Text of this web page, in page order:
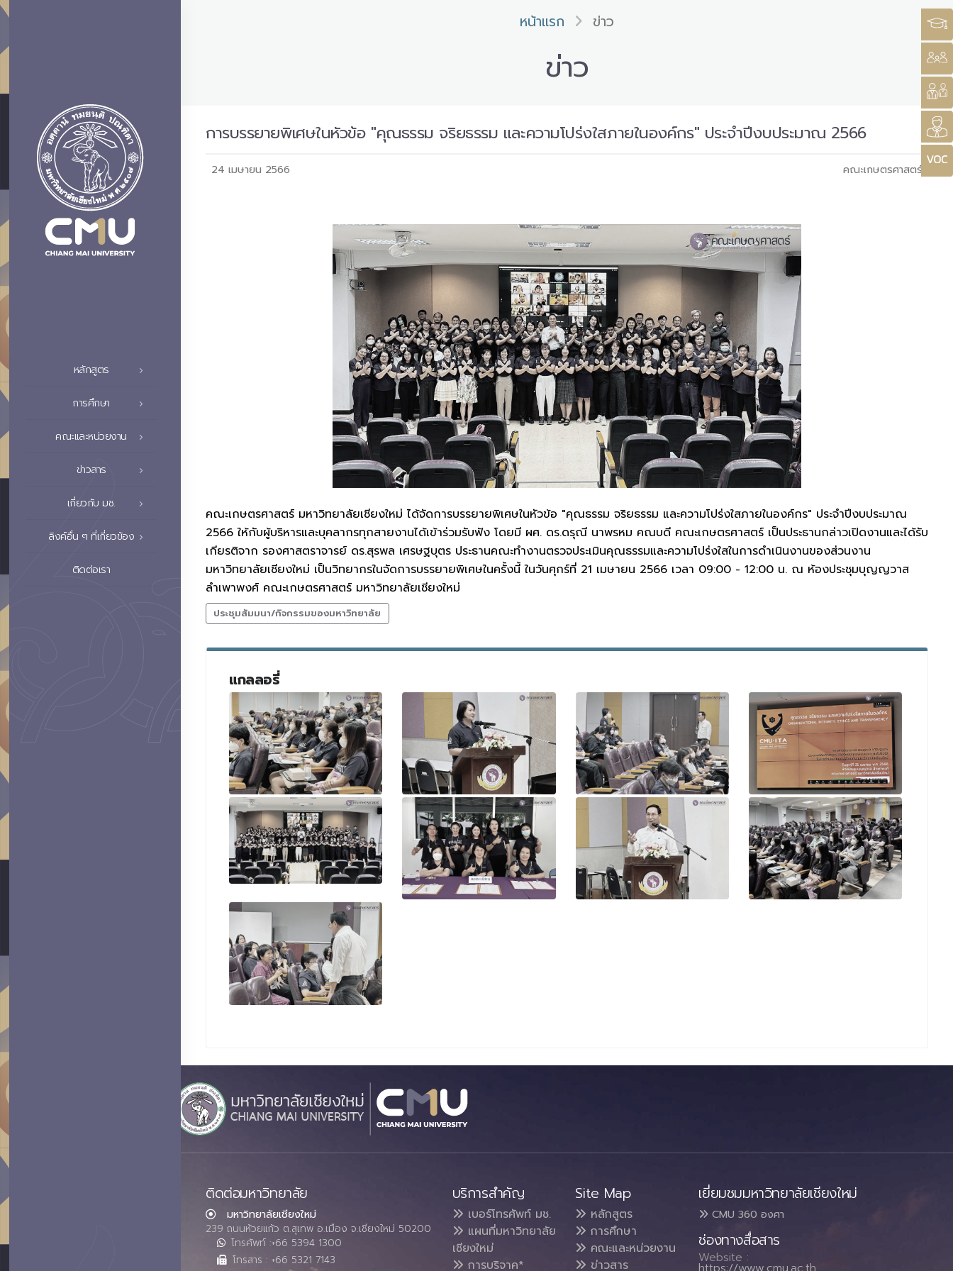
หลักสูตร
การศึกษา
คณะและหน่วยงาน
ข่าวสาร
เกี่ยวกับ มช.
ลิงค์อื่น ๆ ที่เกี่ยวข้อง
ติดต่อเรา
หน้าแรก ข่าว
ข่าว
การบรรยายพิเศษในหัวข้อ "คุณธรรม จริยธรรม และความโปร่งใสภายในองค์กร" ประจำปีงบประมาณ 2566
24 เมษายน 2566 คณะเกษตรศาสตร์
คณะเกษตรศาสตร์ มหาวิทยาลัยเชียงใหม่ ได้จัดการบรรยายพิเศษในหัวข้อ "คุณธรรม จริยธรรม และความโปร่งใสภายในองค์กร" ประจำปีงบประมาณ
2566 ให้กับผู้บริหารและบุคลากรทุกสายงานได้เข้าร่วมรับฟัง โดยมี ผศ. ดร.ดรุณี นาพรหม คณบดี คณะเกษตรศาสตร์ เป็นประธานกล่าวเปิดงานและได้รับ
เกียรติจาก รองศาสตราจารย์ ดร.สุรพล เศรษฐบุตร ประธานคณะทำงานตรวจประเมินคุณธรรมและความโปร่งใสในการดำเนินงานของส่วนงาน
มหาวิทยาลัยเชียงใหม่ เป็นวิทยากรในจัดการบรรยายพิเศษในครั้งนี้ ในวันศุกร์ที่ 21 เมษายน 2566 เวลา 09:00 - 12:00 น. ณ ห้องประชุมบุญญวาส
ลำเพาพงศ์ คณะเกษตรศาสตร์ มหาวิทยาลัยเชียงใหม่
ประชุมสัมมนา/กิจกรรมของมหาวิทยาลัย
แกลลอรี่
ติดต่อมหาวิทยาลัย
มหาวิทยาลัยเชียงใหม่
239 ถนนห้วยแก้ว ต.สุเทพ อ.เมือง จ.เชียงใหม่ 50200
โทรศัพท์ :+66 5394 1300
โทรสาร : +66 5321 7143
บริการสำคัญ
เบอร์โทรศัพท์ มช.
แผนที่มหาวิทยาลัย
เชียงใหม่
การบริจาค*
Site Map
หลักสูตร
การศึกษา
คณะและหน่วยงาน
ข่าวสาร
เยี่ยมชมมหาวิทยาลัยเชียงใหม่
CMU 360 องศา
ช่องทางสื่อสาร
Website :